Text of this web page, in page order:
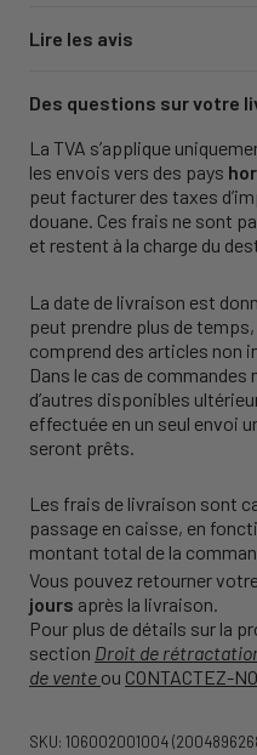
Lire les avis
Des questions sur votre
La TVA s’applique
les envois vers des pays
peut facturer des taxes
douane. Ces frais ne sont
et restent à la charge du
La date de livraison est
peut prendre plus de
comprend des articles non
Dans le cas de
d’autres disponibles
effectuée en un seul envoi
seront prêts.
Les frais de livraison sont
passage en caisse, en
montant total de la
Vous pouvez retourner
jours après la livraison.
Pour plus de détails sur la
section Droit de
de vente ou CONTACTEZ-
SKU: 106002001004